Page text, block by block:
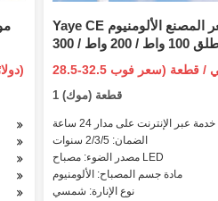
Yaye CE سعر المصنع الألومنيوم IP65
في الهواء الطلق 100 واط / 200 واط / 300
الشمسية LED الفيضانات الجدار حديقة
مسار العارض تحكم عن بعد
1 قطعة (موك)
عبر الإنترنت على مدار 24 ساعة
الضمان: 2/3/5 سنوات
مصدر الضوء: مصباح LED
مادة جسم المصباح: الألومنيوم
نوع الإنارة: شمسي
28.9-68.9 دولارًا أمريكيًا / قطعة (سعر فوب)